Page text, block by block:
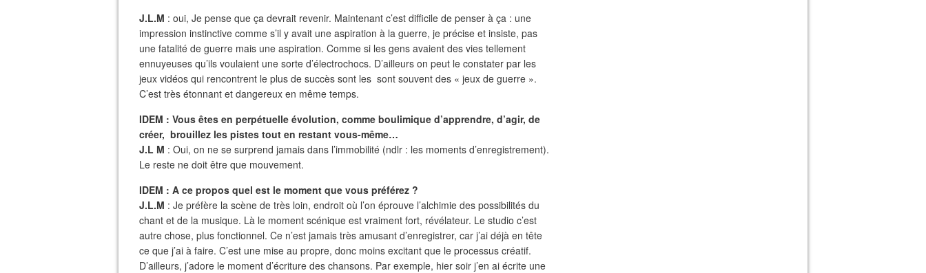
J.L.M : oui, Je pense que ça devrait revenir. Maintenant c’est difficile de penser à ça : une
impression instinctive comme s’il y avait une aspiration à la guerre, je précise et insiste, pas
une fatalité de guerre mais une aspiration. Comme si les gens avaient des vies tellement
ennuyeuses qu’ils voulaient une sorte d’électrochocs. D’ailleurs on peut le constater par les
jeux vidéos qui rencontrent le plus de succès sont les sont souvent des « jeux de guerre ».
C’est très étonnant et dangereux en même temps.
IDEM : Vous êtes en perpétuelle évolution, comme boulimique d’apprendre, d’agir, de
créer, brouillez les pistes tout en restant vous-même…
J.L M : Oui, on ne se surprend jamais dans l’immobilité (ndlr : les moments d’enregistrement).
Le reste ne doit être que mouvement.
IDEM : A ce propos quel est le moment que vous préférez ?
J.L.M : Je préfère la scène de très loin, endroit où l’on éprouve l’alchimie des possibilités du
chant et de la musique. Là le moment scénique est vraiment fort, révélateur. Le studio c’est
autre chose, plus fonctionnel. Ce n’est jamais très amusant d’enregistrer, car j’ai déjà en tête
ce que j’ai à faire. C’est une mise au propre, donc moins excitant que le processus créatif.
D’ailleurs, j’adore le moment d’écriture des chansons. Par exemple, hier soir j’en ai écrite une